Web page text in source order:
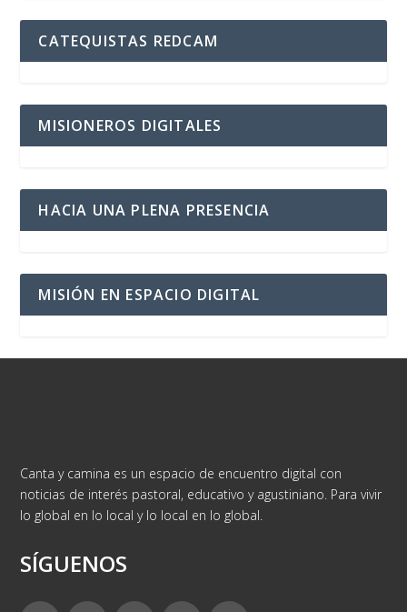
CATEQUISTAS REDCAM
MISIONEROS DIGITALES
HACIA UNA PLENA PRESENCIA
MISIÓN EN ESPACIO DIGITAL
Canta y camina es un espacio de encuentro digital con
noticias de interés pastoral, educativo y agustiniano. Para vivir
lo global en lo local y lo local en lo global.
SÍGUENOS